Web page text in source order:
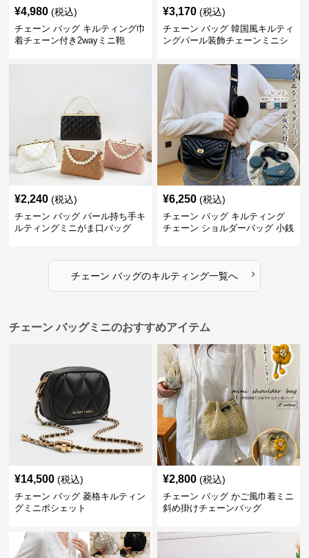
¥4,980 (税込)
チェーン バッグ キルティング巾
着チェーン付き2wayミニ鞄
¥3,170 (税込)
チェーン バッグ 韓国風キルティ
ングパール装飾チェーンミニシ
¥2,240 (税込)
チェーン バッグ パール持ち手キ
ルティングミニがま口バッグ
¥6,250 (税込)
チェーン バッグ キルティング
チェーン ショルダーバッグ 小銭
チェーン バッグのキルティング一覧へ ›
チェーン バッグミニのおすすめアイテム
¥14,500 (税込)
チェーン バッグ 菱格キルティン
グミニポシェット
¥2,800 (税込)
チェーン バッグ かご風巾着ミニ
斜め掛けチェーンバッグ